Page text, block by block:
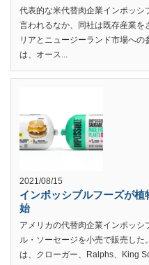
代表的な米代替肉企業インポッシ
言われるなか、同社は既存産業を
リアとニュージーランド市場へ
は、オース...
2021/08/15
インポッシブルフーズが
始
アメリカの代替肉企業インポッ
ル・ソーセージを小売で販売し
は、クローガー、Ralphs、King